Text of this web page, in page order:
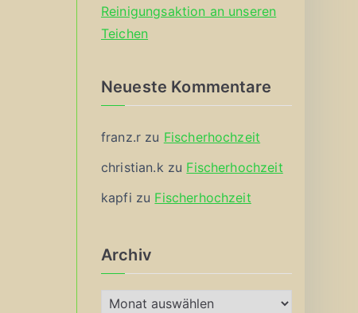
Reinigungsaktion an unseren
Teichen
Neueste Kommentare
franz.r zu Fischerhochzeit
christian.k zu Fischerhochzeit
kapfi zu Fischerhochzeit
Archiv